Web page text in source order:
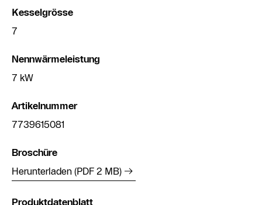
Kesselgrösse
7
Nennwärmeleistung
7 kW
Artikelnummer
7739615081
Broschüre
Herunterladen (PDF 2 MB)
Produktdatenblatt